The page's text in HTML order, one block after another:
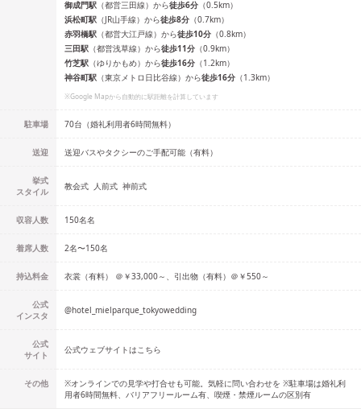
御成門駅 （都営三田線） から徒歩6分 （0.5km）
浜松町駅 （JR山手線） から徒歩8分 （0.7km）
赤羽橋駅 （都営大江戸線） から徒歩10分 （0.8km）
三田駅 （都営浅草線） から徒歩11分 （0.9km）
竹芝駅 （ゆりかもめ） から徒歩16分 （1.2km）
神谷町駅 （東京メトロ日比谷線） から徒歩16分 （1.3km）
※Google Mapから自動的に駅距離を計算しています
駐車場 70台（婚礼利用者6時間無料）
送迎 送迎バスやタクシーのご手配可能（有料）
挙式
スタイル
教会式 人前式 神前式
収容人数 150名名
着席人数 2名〜150名
持込料金 衣裳（有料） ＠￥33,000～、引出物（有料）＠￥550～
公式
インスタ
@hotel_mielparque_tokyowedding
公式
サイト
公式ウェブサイトはこちら
その他
※オンラインでの見学や打合せも可能。気軽に問い合わせを ※駐車場は婚礼利
用者6時間無料、バリアフリールーム有、喫煙・禁煙ルームの区別有